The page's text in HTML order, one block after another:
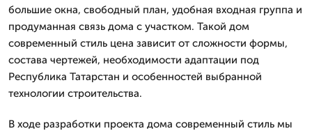
большие окна, свободный план, удобная входная группа и
продуманная связь дома с участком. Такой дом
современный стиль цена зависит от сложности формы,
состава чертежей, необходимости адаптации под
Республика Татарстан и особенностей выбранной
технологии строительства.
В ходе разработки проекта дома современный стиль мы